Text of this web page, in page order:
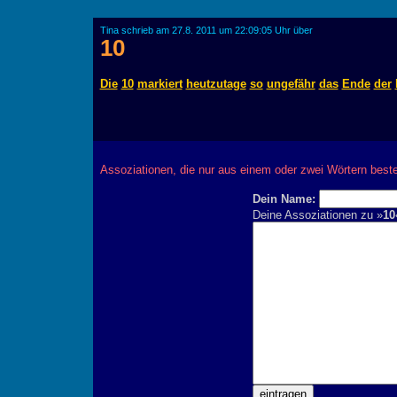
Tina schrieb am 27.8. 2011 um 22:09:05 Uhr über
10
Die 10 markiert heutzutage so ungefähr das Ende der
Assoziationen, die nur aus einem oder zwei Wörtern
Dein Name:
Deine Assoziationen zu »10